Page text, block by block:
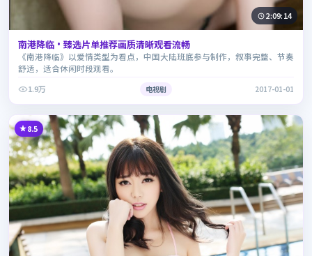
2:09:14
南港降临·臻选片单推荐画质清晰观看流畅
《南港降临》以爱情类型为看点，中国大陆班底参与制作，叙事完整、节奏
舒适，适合休闲时段观看。
1.9万
电视剧 2017-01-01
8.5